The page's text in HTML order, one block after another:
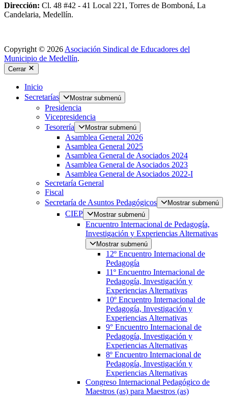
Dirección: Cl. 48 #42 - 41 Local 221, Torres de Bomboná, La
Candelaria, Medellín.
Copyright © 2026 Asociación Sindical de Educadores del
Municipio de Medellín.
Cerrar
Inicio
Secretarías
Mostrar submenú
Presidencia
Vicepresidencia
Tesorería
Mostrar submenú
Asamblea General 2026
Asamblea General 2025
Asamblea General de Asociados 2024
Asamblea General de Asociados 2023
Asamblea General de Asociados 2022-I
Secretaría General
Fiscal
Secretaría de Asuntos Pedagógicos
Mostrar submenú
CIEP Mostrar submenú
Encuentro Internacional de Pedagogía,
Investigación y Experiencias Alternativas
Mostrar submenú
12º Encuentro Internacional de
Pedagogía
11º Encuentro Internacional de
Pedagogía, Investigación y
Experiencias Alternativas
10º Encuentro Internacional de
Pedagogía, Investigación y
Experiencias Alternativas
9° Encuentro Internacional de
Pedagogía, Investigación y
Experiencias Alternativas
8º Encuentro Internacional de
Pedagogía, Investigación y
Experiencias Alternativas
Congreso Internacional Pedagógico de
Maestros (as) para Maestros (as)